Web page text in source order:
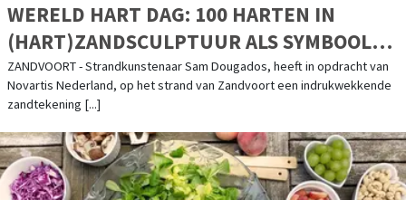
WERELD HART DAG: 100 HARTEN IN
(HART)ZANDSCULPTUUR ALS SYMBOOL
VOOR IMPACT HART- EN VAATZIEKTEN IN
NEDERLAND
ZANDVOORT - Strandkunstenaar Sam Dougados, heeft in opdracht van
Novartis Nederland, op het strand van Zandvoort een indrukwekkende
zandtekening [...]